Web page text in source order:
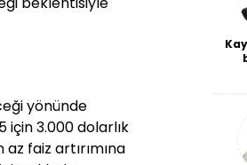
yönünde
3.000 dolarlık
faiz artırımına